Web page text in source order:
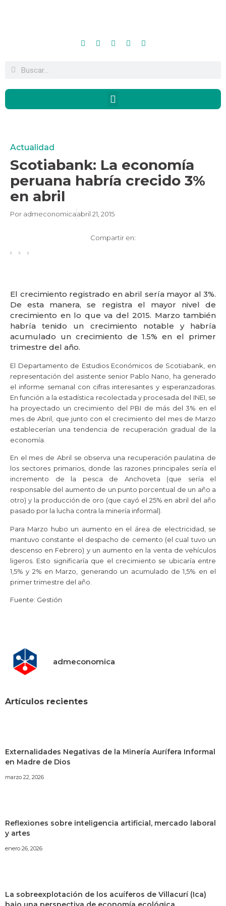
Actualidad
Scotiabank: La economía
peruana habría crecido 3%
en abril
Por admeconomicaabril 21, 2015
Compartir en:
El crecimiento registrado en abril sería mayor al 3%.
De esta manera, se registra el mayor nivel de
crecimiento en lo que va del 2015. Marzo también
habría tenido un crecimiento notable y habría
acumulado un crecimiento de 1.5% en el primer
trimestre del año.
El Departamento de Estudios Económicos de Scotiabank, en
representación del asistente senior Pablo Nano, ha generado
el informe semanal con cifras interesantes y esperanzadoras.
En función a la estadística recolectada y procesada del INEI, se
ha proyectado un crecimiento del PBI de más del 3% en el
mes de Abril, que junto con el crecimiento del mes de Marzo
establecerían una tendencia de recuperación gradual de la
economía.
En el mes de Abril se observa una recuperación paulatina de
los sectores primarios, donde las razones principales sería el
incremento de la pesca de Anchoveta (que sería el
responsable del aumento de un punto porcentual de un año a
otro) y la producción de oro (que cayó el 25% en abril del año
pasado por la lucha contra la minería informal).
Para Marzo hubo un aumento en el área de electricidad, se
mantuvo constante el despacho de cemento (el cual tuvo un
descenso en Febrero) y un aumento en la venta de vehículos
ligeros. Esto significaría que el crecimiento se ubicaría entre
1,5% y 2% en Marzo, generando un acumulado de 1,5% en el
primer trimestre del año.
Fuente: Gestión
admeconomica
Artículos recientes
Externalidades Negativas de la Minería Aurífera Informal
en Madre de Dios
marzo 22, 2026
Reflexiones sobre inteligencia artificial, mercado laboral
y artes
enero 26, 2026
La sobreexplotación de los acuíferos de Villacurí (Ica)